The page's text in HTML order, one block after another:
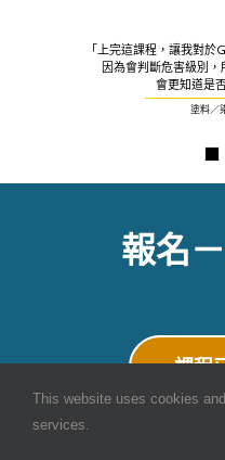
「上完這課程，讓我對於
因為會判斷危害級別，
會更知道是
塗料／
報名
課程
This website uses cookies
services.